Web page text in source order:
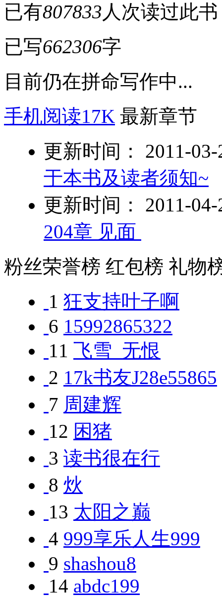
已有807833人次读过此书
已写662306字
目前仍在拼命写作中...
手机阅读17K 最新章节
更新时间： 2011-
于本书及读者须知~
更新时间： 2011-
204章 见面
粉丝荣誉榜 红包榜 礼物
1 狂支持叶子啊
6 15992865322
11 飞雪_无恨
2 17k书友J28e55865
7 周建辉
12 困猪
3 读书很在行
8 炏
13 太阳之巅
4 999享乐人生999
9 shashou8
14 abdc199